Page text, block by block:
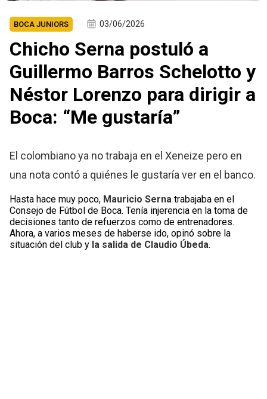
BOCA JUNIORS 03/06/2026
Chicho Serna postuló a
Guillermo Barros Schelotto y
Néstor Lorenzo para dirigir a
Boca: “Me gustaría”
El colombiano ya no trabaja en el Xeneize pero en
una nota contó a quiénes le gustaría ver en el banco.
Hasta hace muy poco, Mauricio Serna trabajaba en el
Consejo de Fútbol de Boca. Tenía injerencia en la toma de
decisiones tanto de refuerzos como de entrenadores.
Ahora, a varios meses de haberse ido, opinó sobre la
situación del club y la salida de Claudio Úbeda.